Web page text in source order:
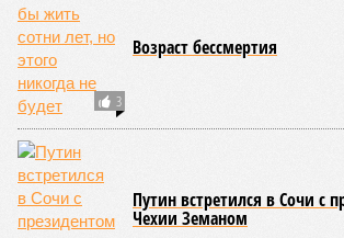
3
Возраст бессмертия
Путин встретился в Сочи с
Чехии Земаном